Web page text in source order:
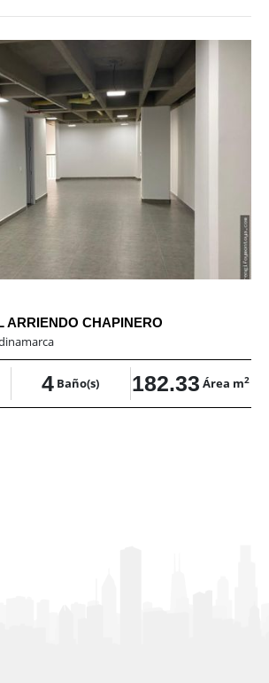
ARRIENDO CHAPINERO
4 Baño(s) 182.33 Área m2